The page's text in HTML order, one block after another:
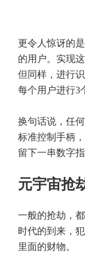
更令人惊讶的
的用户。实现
但同样，进行
每个用户进行3
换句话说，任
标准控制手柄
留下一串数字
元宇宙抢
一般的抢劫，
时代的到来，
里面的财物。